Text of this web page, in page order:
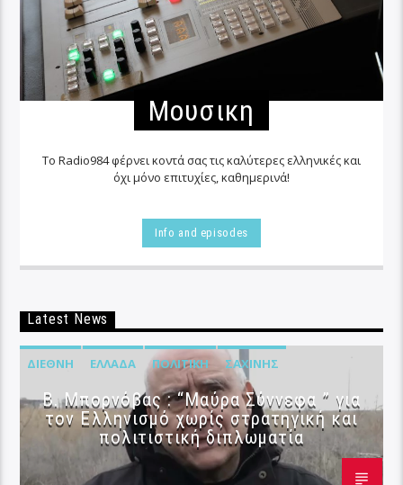
Μουσικη
Το Radio984 φέρνει κοντά σας τις καλύτερες ελληνικές και
όχι μόνο επιτυχίες, καθημερινά!
Info and episodes
Latest News
ΔΙΕΘΝΉ ΕΛΛΆΔΑ ΠΟΛΙΤΙΚΉ ΣΑΧΊΝΗΣ
B. Μπορνόβας : “Μαύρα Σύννεφα ” για
τον Ελληνισμό χωρίς στρατηγική και
πολιτιστική διπλωματία